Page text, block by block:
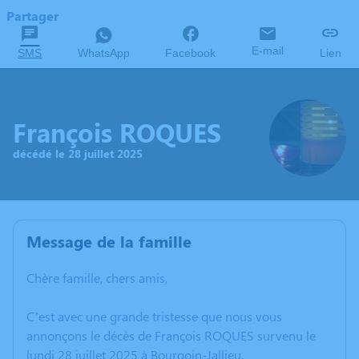
Partager
SMS WhatsApp Facebook E-mail Lien
François ROQUES
décédé le 28 juillet 2025
Message de la famille
Chère famille, chers amis,
C’est avec une grande tristesse que nous vous
annonçons le décès de François ROQUES survenu le
lundi 28 juillet 2025 à Bourgoin-Jallieu.